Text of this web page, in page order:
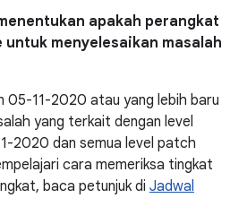
apakah perangkat
menyelesaikan masalah
05-11-2020 atau yang lebih baru
yang terkait dengan level
2020 dan semua level patch
cara memeriksa tingkat
baca petunjuk di Jadwal